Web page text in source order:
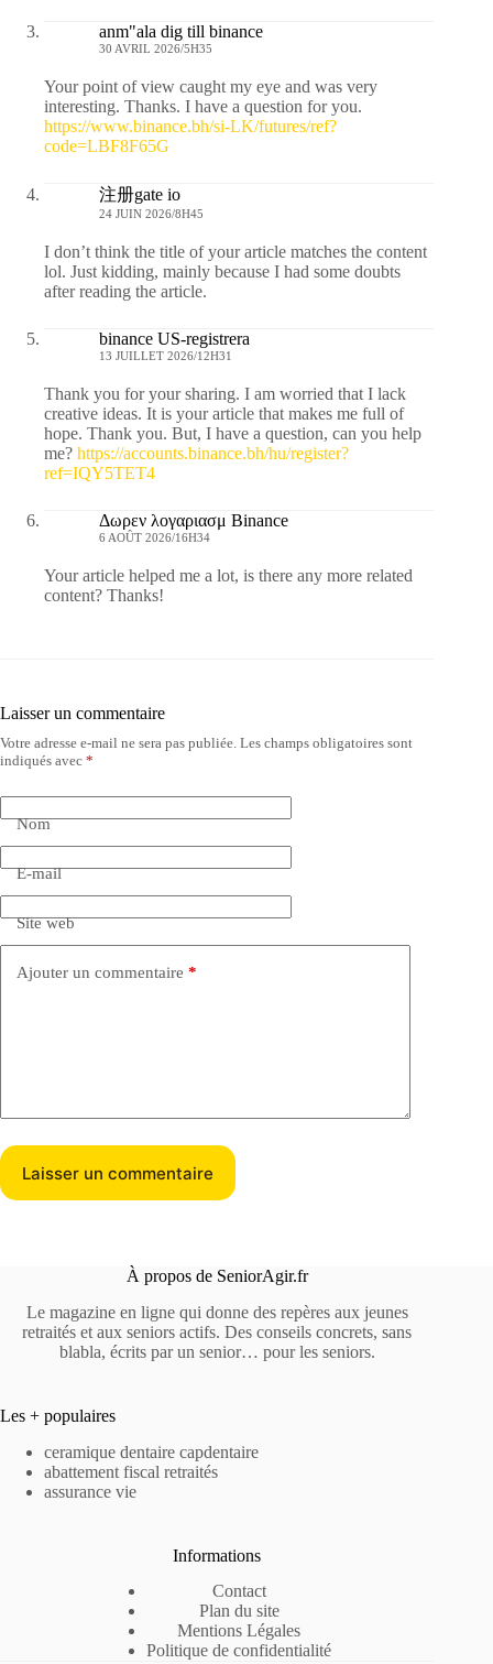
anm"ala dig till binance
30 AVRIL 2026/5H35
Your point of view caught my eye and was very
interesting. Thanks. I have a question for you.
https://www.binance.bh/si-LK/futures/ref?
code=LBF8F65G
注册gate io
24 JUIN 2026/8H45
I don’t think the title of your article matches the content
lol. Just kidding, mainly because I had some doubts
after reading the article.
binance US-registrera
13 JUILLET 2026/12H31
Thank you for your sharing. I am worried that I lack
creative ideas. It is your article that makes me full of
hope. Thank you. But, I have a question, can you help
me? https://accounts.binance.bh/hu/register?
ref=IQY5TET4
Δωρεν λογαριασμ Binance
6 AOÛT 2026/16H34
Your article helped me a lot, is there any more related
content? Thanks!
Laisser un commentaire
Votre adresse e-mail ne sera pas publiée. Les champs obligatoires sont
indiqués avec *
Nom
E-mail
Site web
Ajouter un commentaire *
Laisser un commentaire
À propos de SeniorAgir.fr
Le magazine en ligne qui donne des repères aux jeunes
retraités et aux seniors actifs. Des conseils concrets, sans
blabla, écrits par un senior… pour les seniors.
Les + populaires
ceramique dentaire capdentaire
abattement fiscal retraités
assurance vie
Informations
Contact
Plan du site
Mentions Légales
Politique de confidentialité